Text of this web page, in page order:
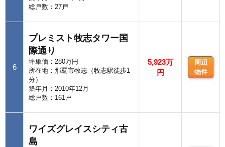
総戸数：27戸
6
プレミスト牧志タワー国
際通り
坪単価：280万円
所在地：那覇市牧志（牧志駅徒歩1
分）
築年月：2010年12月
総戸数：161戸
5,923万
円
周辺
物件
ワイズグレイスシティ古
島